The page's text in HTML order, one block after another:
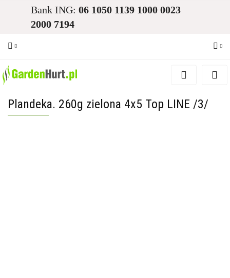
Bank ING: 06 1050 1139 1000 0023
2000 7194
Zaloguj się
Dodaj zgłoszenie
Plandeka. 260g zielona 4x5 Top LINE /3/